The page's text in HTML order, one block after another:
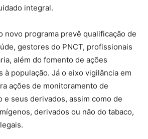
integral.
novo programa prevê qualificação de
gestores do PNCT, profissionais
além do fomento de ações
à população. Já o eixo vigilância em
ações de monitoramento de
e seus derivados, assim como de
derivados ou não do tabaco,